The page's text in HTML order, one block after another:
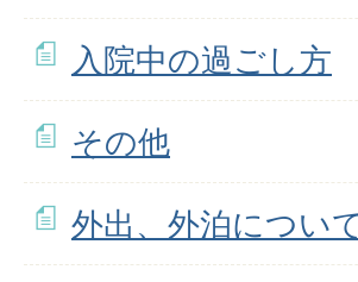
入院中の過ごし方
その他
外出、外泊につい